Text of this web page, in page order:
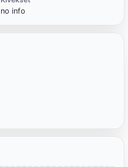
no info